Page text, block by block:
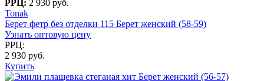
РРЦ: 2 930 руб.
Tonak
Берет фетр без отделки 115 Берет женский (58-59)
Узнать оптовую цену
РРЦ:
2 930 руб.
Купить